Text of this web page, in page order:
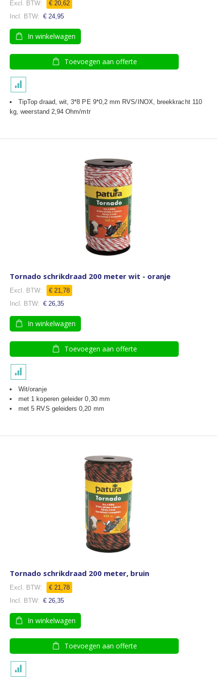
€ 20,62
€ 24,95
In winkelwagen
Toevoegen aan offerte
TipTop draad, wit, 3*8 PE 9*0,2 mm RVS/INOX, breekkracht 110
kg, weerstand 2,94 Ohm/mtr
Tornado schrikdraad 200 meter wit - oranje
€ 21,78
€ 26,35
In winkelwagen
Toevoegen aan offerte
Wit/oranje
met 1 koperen geleider 0,30 mm
met 5 RVS geleiders 0,20 mm
Tornado schrikdraad 200 meter, bruin
€ 21,78
€ 26,35
In winkelwagen
Toevoegen aan offerte